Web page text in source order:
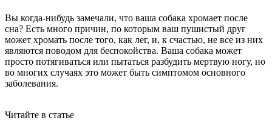
Вы когда-нибудь замечали, что ваша собака хромает после
сна? Есть много причин, по которым ваш пушистый друг
может хромать после того, как лег, и, к счастью, не все из них
являются поводом для беспокойства. Ваша собака может
просто потягиваться или пытаться разбудить мертвую ногу, но
во многих случаях это может быть симптомом основного
заболевания.
Читайте в статье